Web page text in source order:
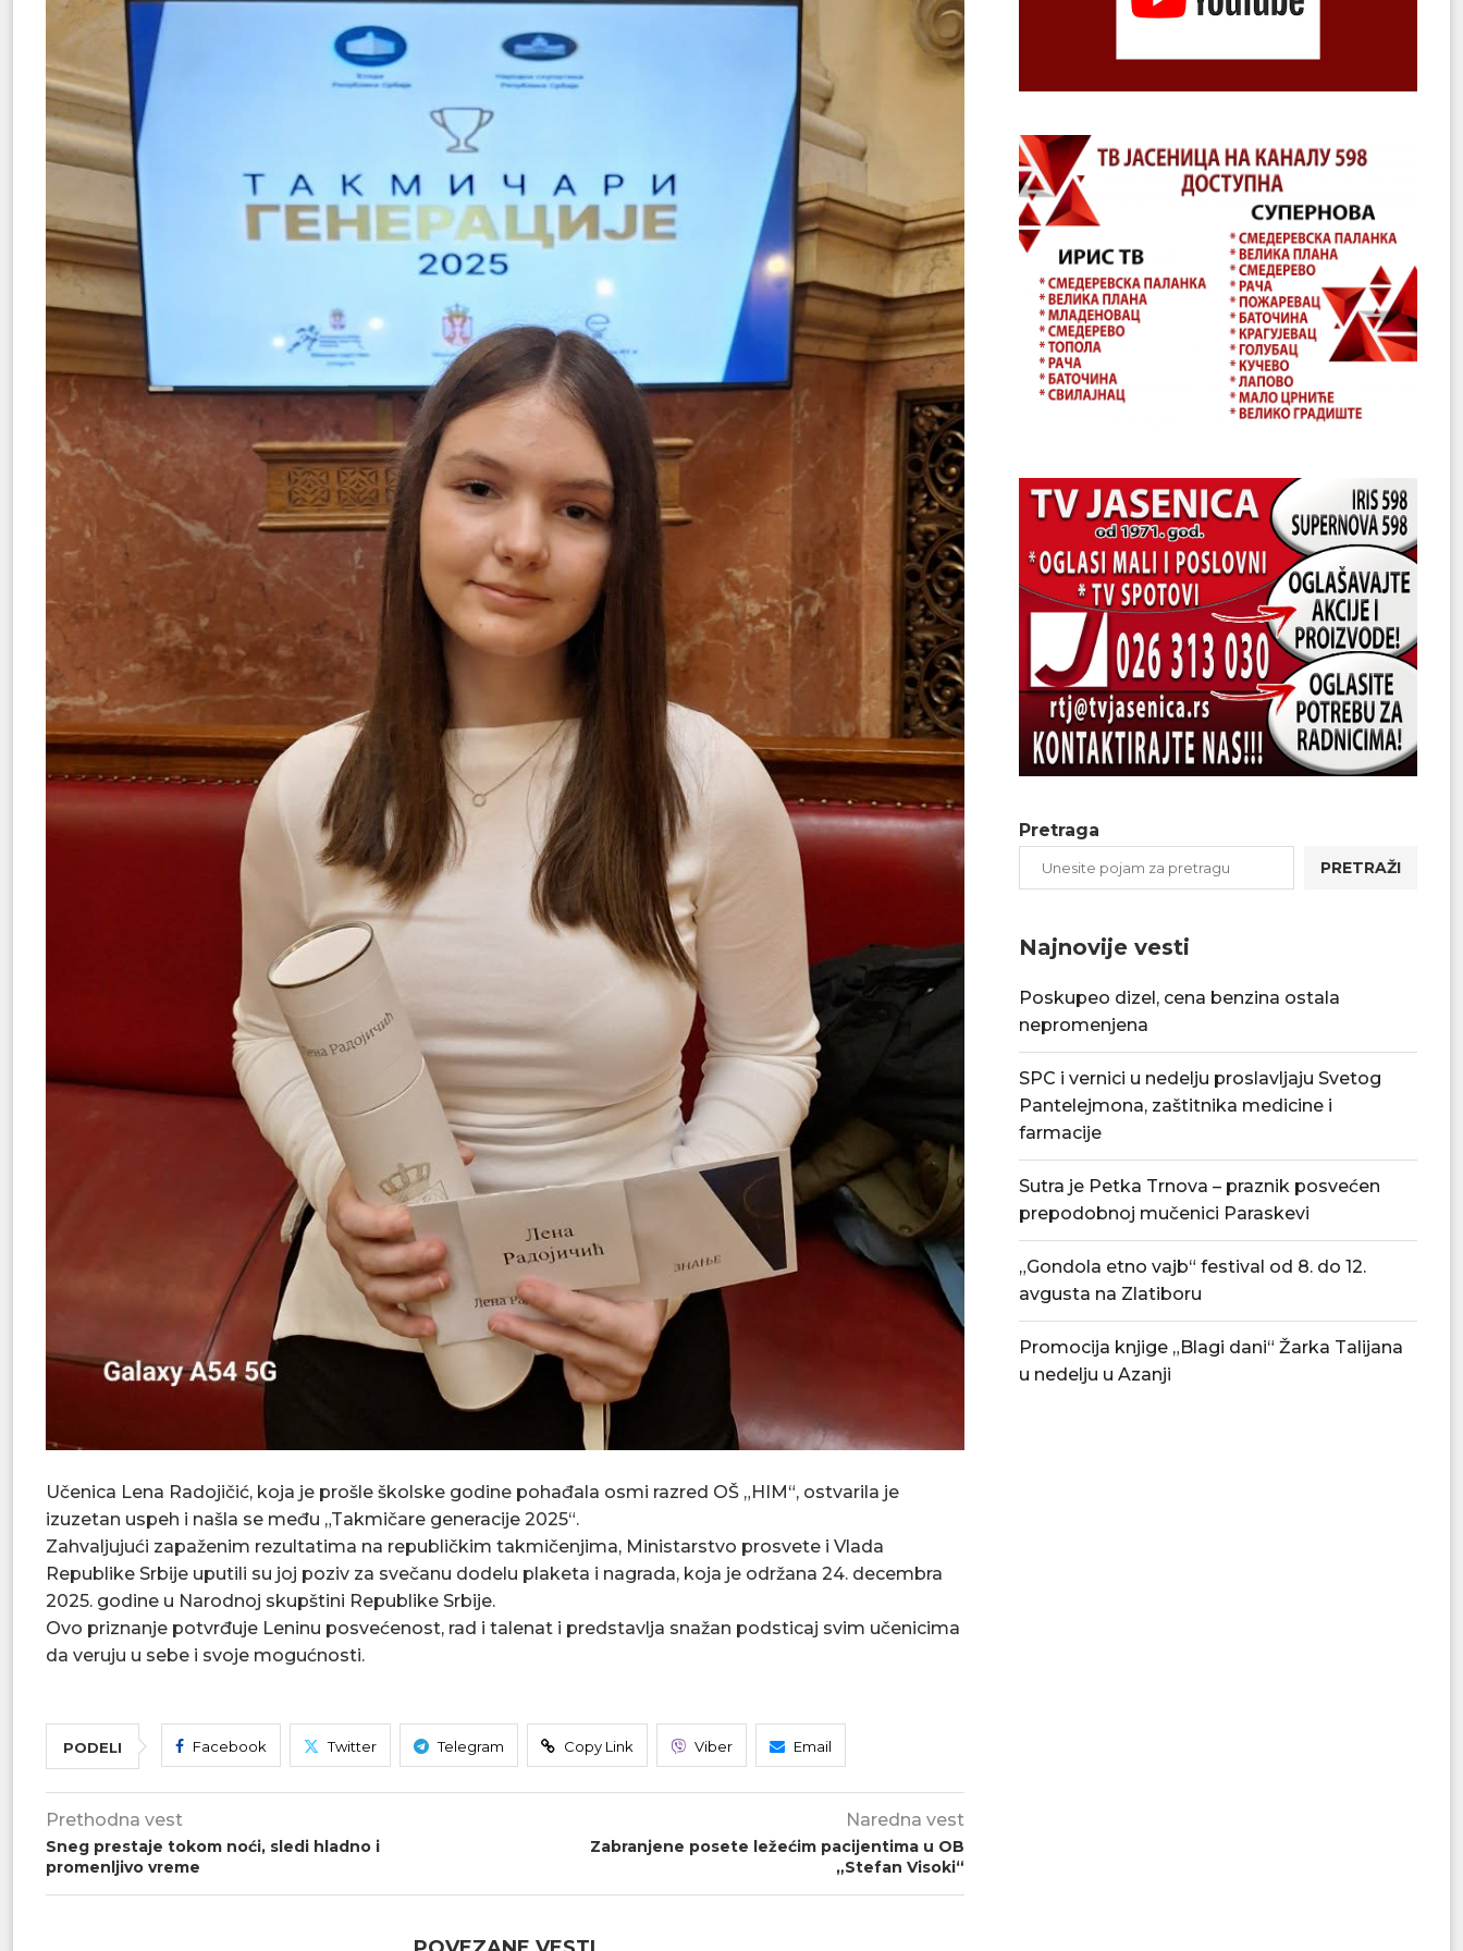
Učenica Lena Radojičić, koja je prošle školske godine pohađala osmi razred OŠ „HIM“, ostvarila je
izuzetan uspeh i našla se među „Takmičare generacije 2025“.
Zahvaljujući zapaženim rezultatima na republičkim takmičenjima, Ministarstvo prosvete i Vlada
Republike Srbije uputili su joj poziv za svečanu dodelu plaketa i nagrada, koja je održana 24. decembra
2025. godine u Narodnoj skupštini Republike Srbije.
Ovo priznanje potvrđuje Leninu posvećenost, rad i talenat i predstavlja snažan podsticaj svim učenicima
da veruju u sebe i svoje mogućnosti.
PODELI Facebook Twitter Telegram Copy Link Viber Email
Prethodna vest
Sneg prestaje tokom noći, sledi hladno i
promenljivo vreme
Naredna vest
Zabranjene posete ležećim pacijentima u OB
„Stefan Visoki“
Pretraga
PRETRAŽI
Najnovije vesti
Poskupeo dizel, cena benzina ostala
nepromenjena
SPC i vernici u nedelju proslavljaju Svetog
Pantelejmona, zaštitnika medicine i
farmacije
Sutra je Petka Trnova – praznik posvećen
prepodobnoj mučenici Paraskevi
„Gondola etno vajb“ festival od 8. do 12.
avgusta na Zlatiboru
Promocija knjige „Blagi dani“ Žarka Talijana
u nedelju u Azanji